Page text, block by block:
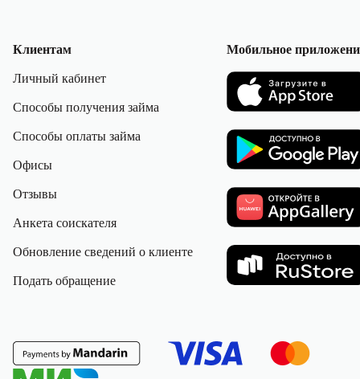
Клиентам
Личный кабинет
Способы получения займа
Способы оплаты займа
Офисы
Отзывы
Анкета соискателя
Обновление сведений о клиенте
Подать обращение
Мобильное